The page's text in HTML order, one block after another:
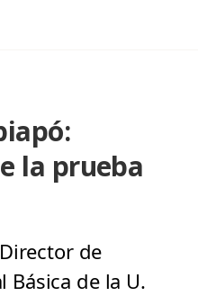
la prueba
de
Básica de la U.